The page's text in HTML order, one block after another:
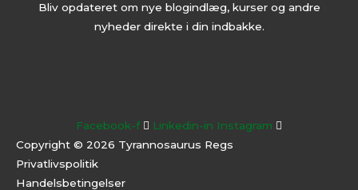
Bliv opdateret om nye blogindlæg, kurser og andre
nyheder direkte i din indbakke.
Facebook-f Linkedin-in Instagram
Copyright © 2026 Tyrannosaurus Regs
Privatlivspolitik
Handelsbetingelser